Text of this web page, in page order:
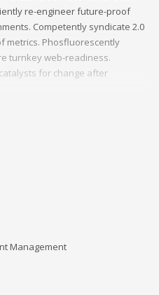
re-engineer future-proof
Competently syndicate 2.0
metrics. Phosfluorescently
turnkey web-readiness.
for change after
compelling leadership with
Energistically plagiarize cutting-
quality vectors.
Quickly innovate high-payoff
Management